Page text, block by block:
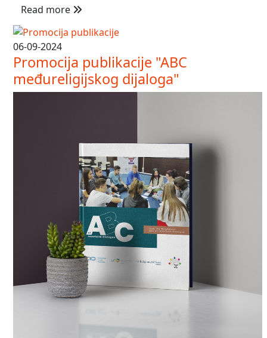
Read more
06-09-2024
Promocija publikacije "ABC
međureligijskog dijaloga"